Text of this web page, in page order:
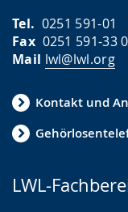
Tel. 0251 591-01
Fax0251 591-33
Mail lwl@lwl.org
Kontakt und
LWL-